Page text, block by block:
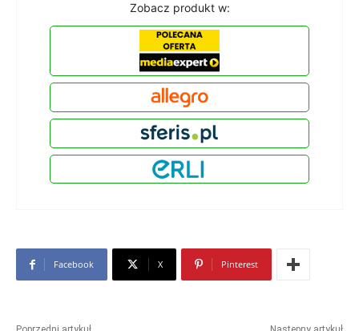
Zobacz produkt w:
Facebook X Pinterest